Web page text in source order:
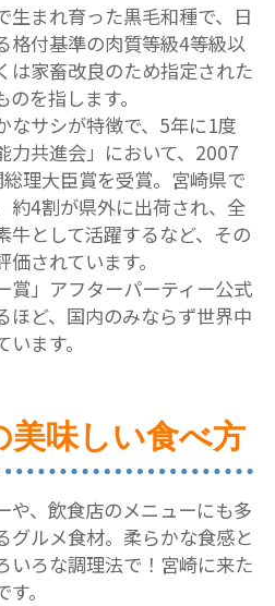
生まれ育った黒毛和種で、日
格付基準の肉質等級4等級以
は家畜改良のため指定された
を指します。
なサシが特徴で、5年に1度
力共進会」において、2007
理大臣賞を受賞。宮崎県で
約4割が県外に出荷され、全
牛として活躍するなど、その
されています。
賞」アフターパーティー公式
ほど、国内のみならず世界中
ます。
美味しい食べ方
や、飲食店のメニューにも多
グルメ食材。柔らかな食感と
いろな調理法で！宮崎に来た
。